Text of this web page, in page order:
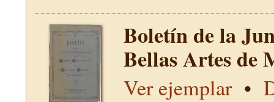
Boletín de la
Bellas Artes
Ver ejemplar•